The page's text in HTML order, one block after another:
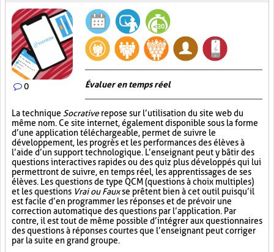
0 Évaluer en temps réel
La technique Socrativerepose sur l’utilisation du site web du
même nom. Ce site internet, également disponible sous la forme
d’une application téléchargeable, permet de suivre le
développement, les progrès et les performances des élèves à
l’aide d’un support technologique. L’enseignant peut y bâtir des
questions interactives rapides ou des quiz plus développés qui lui
permettront de suivre, en temps réel, les apprentissages de ses
élèves. Les questions de type QCM (questions à choix multiples)
et les questions Vrai ou Fauxse prêtent bien à cet outil puisqu’il
est facile d’en programmer les réponses et de prévoir une
correction automatique des questions par l’application. Par
contre, il est tout de même possible d’intégrer aux questionnaires
des questions à réponses courtes que l’enseignant peut corriger
par la suite en grand groupe.